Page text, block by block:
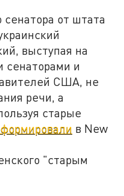
от штата
выступая на
сенаторами и
США, не
речи, а
старые
в New
"старым